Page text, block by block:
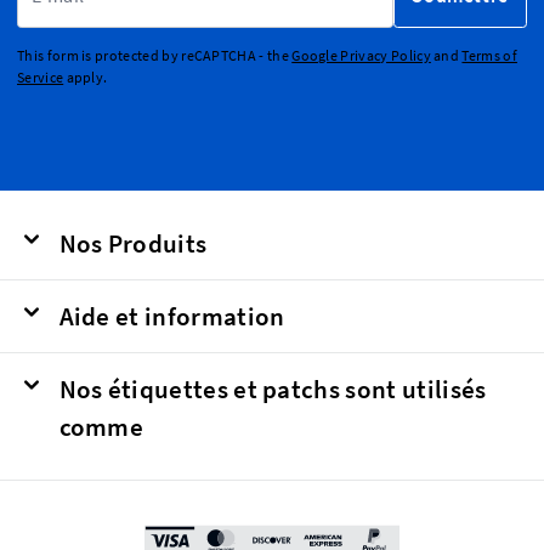
This form is protected by reCAPTCHA - theGoogle Privacy PolicyandTerms of
Service apply.
Nos Produits
Aide et information
Nos étiquettes et patchs sont utilisés
comme